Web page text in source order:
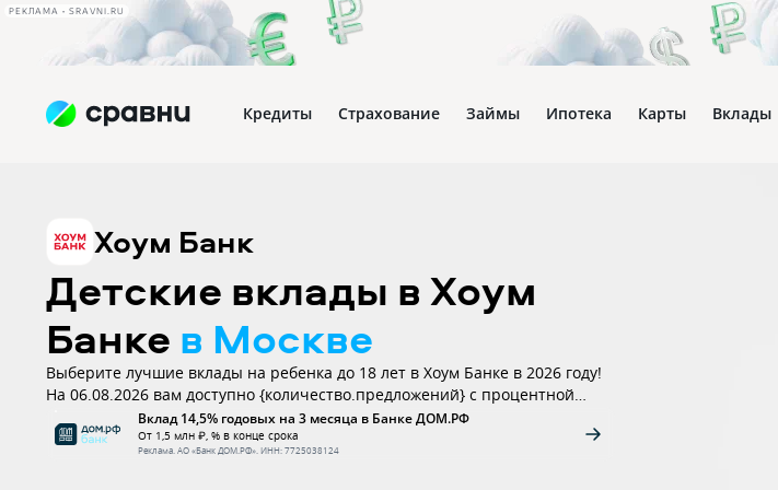
РЕКЛАМА • SRAVNI.RU
Кредиты Страхование Займы Ипотека Карты Вклады
Хоум Банк
Детские вклады в Хоум
Банке в Москве
Выберите лучшие вклады на ребенка до 18 лет в Хоум Банке в 2026 году!
На 06.08.2026 вам доступно {количество.предложений} с процентной
ставкой до 0%. Все вклады застрахованы.
Вклад 14,5% годовых на 3 месяца в Банке ДОМ.РФ
От 1,5 млн ₽, % в конце срока
Реклама. АО «Банк ДОМ.РФ». ИНН: 7725038124